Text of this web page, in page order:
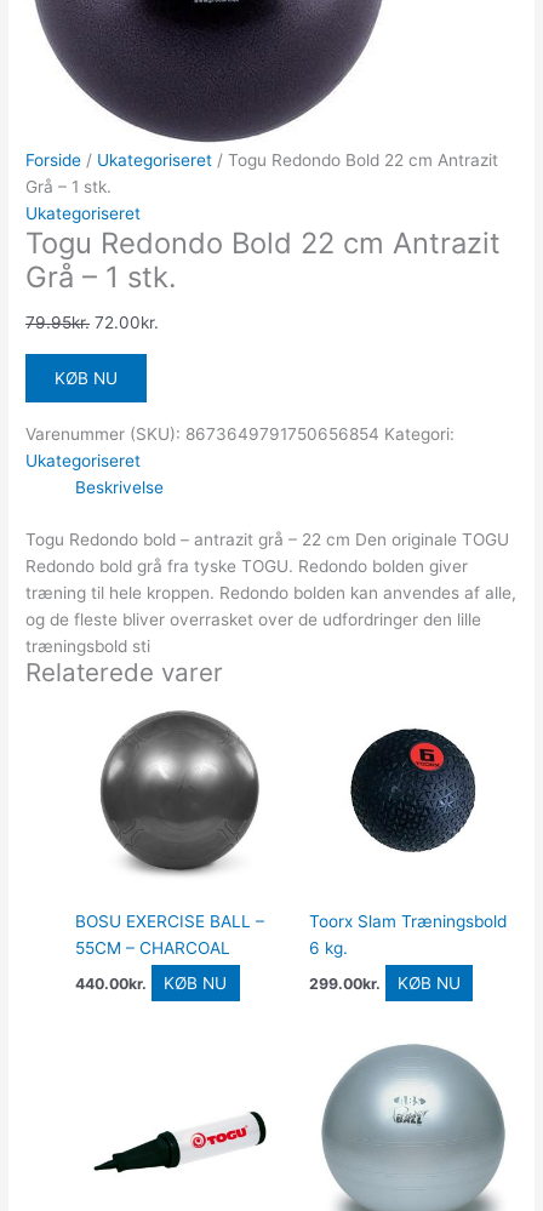
Forside / Ukategoriseret / Togu Redondo Bold 22 cm Antrazit
Grå – 1 stk.
Ukategoriseret
Togu Redondo Bold 22 cm Antrazit
Grå – 1 stk.
79.95kr. 72.00kr.
KØB NU
Varenummer (SKU): 8673649791750656854 Kategori:
Ukategoriseret
Beskrivelse
Togu Redondo bold – antrazit grå – 22 cm Den originale TOGU
Redondo bold grå fra tyske TOGU. Redondo bolden giver
træning til hele kroppen. Redondo bolden kan anvendes af alle,
og de fleste bliver overrasket over de udfordringer den lille
træningsbold sti
Relaterede varer
BOSU EXERCISE BALL –
55CM – CHARCOAL
440.00kr. KØB NU
Toorx Slam Træningsbold
6 kg.
299.00kr. KØB NU